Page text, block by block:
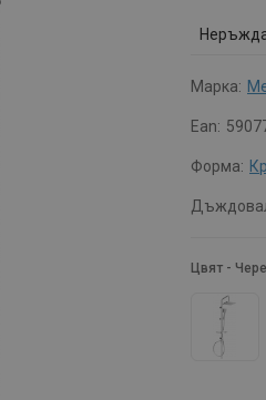
Марка:
Ean:
Форма:
Цвят -